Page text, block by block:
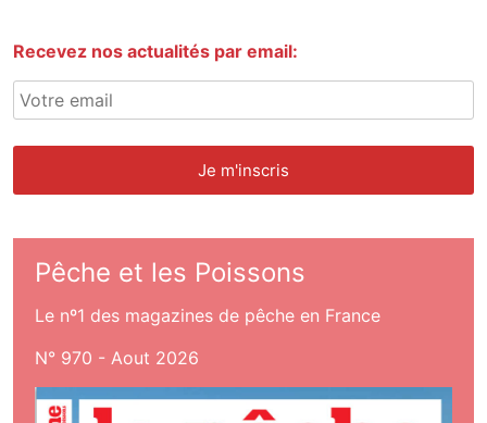
Recevez nos actualités par email:
Pêche et les Poissons
Le nº1 des magazines de pêche en France
N° 970 - Aout 2026